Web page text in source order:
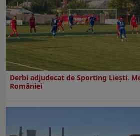
Derbi adjudecat de Sporting Liești.
României